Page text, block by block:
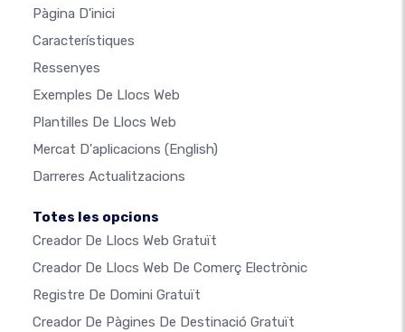
Pàgina D'inici
Característiques
Ressenyes
Exemples De Llocs Web
Plantilles De Llocs Web
Mercat D'aplicacions (English)
Darreres Actualitzacions
Totes les opcions
Creador De Llocs Web Gratuït
Creador De Llocs Web De Comerç Electrònic
Registre De Domini Gratuït
Creador De Pàgines De Destinació Gratuït